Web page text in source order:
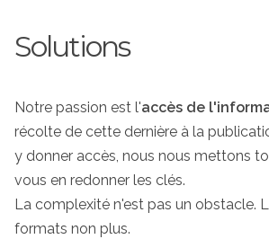
Solutions
Notre passion est l'accès de
récolte de cette dernière à la
y donner accès, nous nous mettons
vous en redonner les clés.
La complexité n'est pas un obstacle.
formats non plus.